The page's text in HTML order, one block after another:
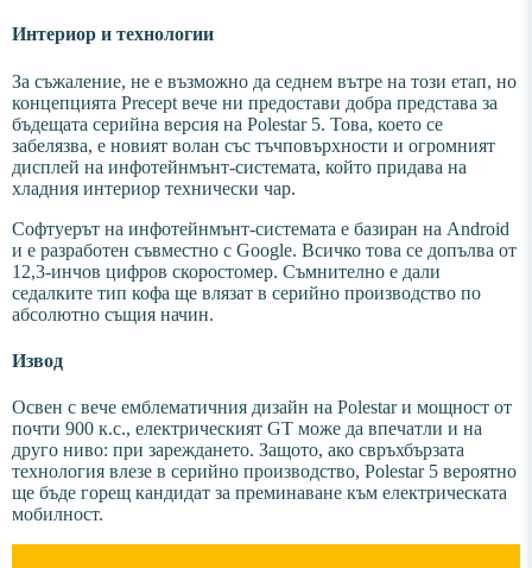
Интериор и технологии
За съжаление, не е възможно да седнем вътре на този етап, но
концепцията Precept вече ни предостави добра представа за
бъдещата серийна версия на Polestar 5. Това, което се
забелязва, е новият волан със тъчповърхности и огромният
дисплей на инфотейнмънт-системата, който придава на
хладния интериор технически чар.
Софтуерът на инфотейнмънт-системата е базиран на Android
и е разработен съвместно с Google. Всичко това се допълва от
12,3-инчов цифров скоростомер. Съмнително е дали
седалките тип кофа ще влязат в серийно производство по
абсолютно същия начин.
Извод
Освен с вече емблематичния дизайн на Polestar и мощност от
почти 900 к.с., електрическият GT може да впечатли и на
друго ниво: при зареждането. Защото, ако свръхбързата
технология влезе в серийно производство, Polestar 5 вероятно
ще бъде горещ кандидат за преминаване към електрическата
мобилност.